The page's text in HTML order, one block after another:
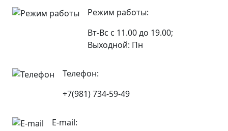
Режим работы:
Вт-Вс с 11.00 до 19.00;
Выходной: Пн
Телефон:
+7(981) 734-59-49
E-mail: